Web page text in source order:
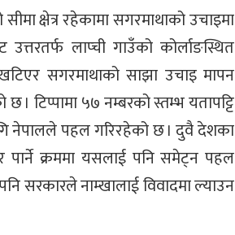
क्षेत्र रहेकामा सगरमाथाको उचाइमा
लाप्ची गाउँको कोर्लाङस्थित
सगरमाथाको साझा उचाइ मापन
टिप्पामा ५७ नम्बरको स्तम्भ यतापट्टि
नेपालले पहल गरिरहेको छ । दुवै देशका
पार्ने क्रममा यसलाई पनि समेट्न पहल
सरकारले नाम्खालाई विवादमा ल्याउन